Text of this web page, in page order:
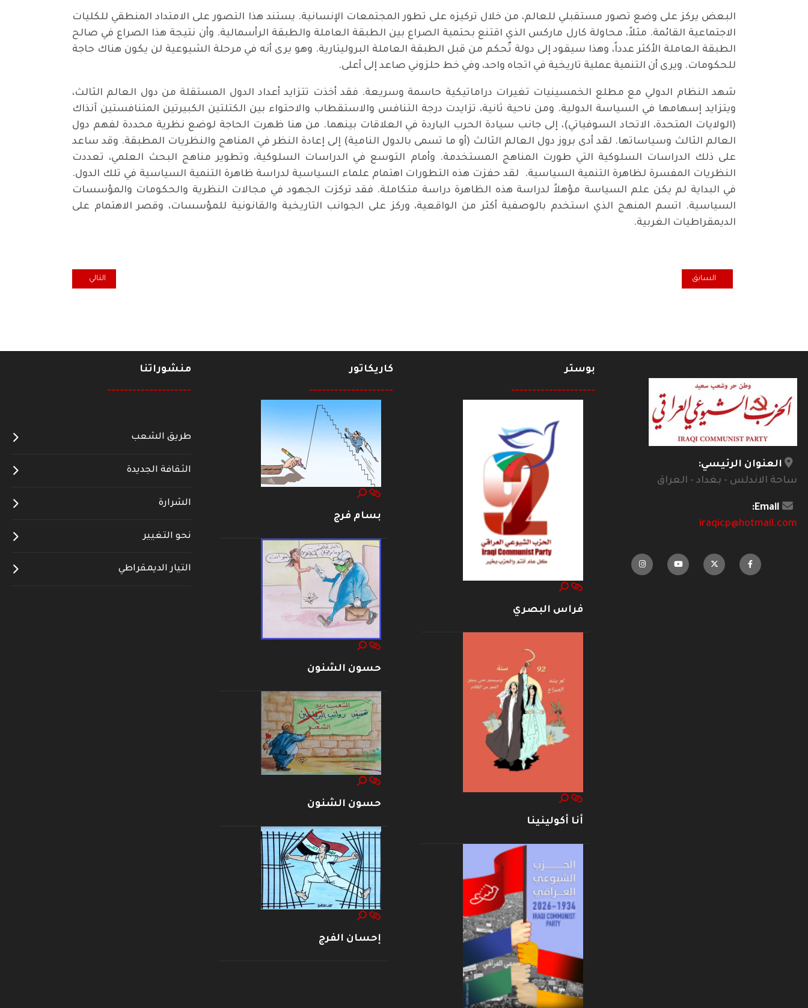
البعض يركز على وضع تصور مستقبلي للعالم، من خلال تركيزه على تطور المجتمعات الإنسانية. يستند هذا التصور على الامتداد المنطقي للكليات
الاجتماعية القائمة. مثلاً، محاولة كارل ماركس الذي اقتنع بحتمية الصراع بين الطبقة العاملة والطبقة الرأسمالية. وأن نتيجة هذا الصراع في صالح
الطبقة العاملة الأكثر عدداً، وهذا سيقود إلى دولة تٌحكم من قبل الطبقة العاملة البروليتارية. وهو يرى أنه في مرحلة الشيوعية لن يكون هناك حاجة
للحكومات. ويرى أن التنمية عملية تاريخية في اتجاه واحد، وفي خط حلزوني صاعد إلى أعلى.
شهد النظام الدولي مع مطلع الخمسينيات تغيرات دراماتيكية حاسمة وسريعة. فقد أخذت تتزايد أعداد الدول المستقلة من دول العالم الثالث،
ويتزايد إسهامها في السياسة الدولية. ومن ناحية ثانية، تزايدت درجة التنافس والاستقطاب والاحتواء بين الكتلتين الكبيرتين المتنافستين آنذاك
(الولايات المتحدة، الاتحاد السوفياتي)، إلى جانب سيادة الحرب الباردة في العلاقات بينهما. من هنا ظهرت الحاجة لوضع نظرية محددة لفهم دول
العالم الثالث وسياساتها. لقد أدى بروز دول العالم الثالث (أو ما تسمى بالدول النامية) إلى إعادة النظر في المناهج والنظريات المطبقة. وقد ساعد
على ذلك الدراسات السلوكية التي طورت المناهج المستخدمة. وأمام التوسع في الدراسات السلوكية، وتطوير مناهج البحث العلمي، تعددت
النظريات المفسرة لظاهرة التنمية السياسية. لقد حفزت هذه التطورات اهتمام علماء السياسية لدراسة ظاهرة التنمية السياسية في تلك الدول.
في البداية لم يكن علم السياسة مؤهلاً لدراسة هذه الظاهرة دراسة متكاملة. فقد تركزت الجهود في مجالات النظرية والحكومات والمؤسسات
السياسية. اتسم المنهج الذي استخدم بالوصفية أكثر من الواقعية، وركز على الجوانب التاريخية والقانونية للمؤسسات، وقصر الاهتمام على
الديمقراطيات الغربية.
المقال السابق: الخلاف والاختلاف
السابق المقال التالي: الأيديولوجيا
التالي
العنوان الرئيسي:
ساحة الاندلس - بغداد - العراق
Email:
iraqicp@hotmail.com
بوستر
--------------------
فراس البصري
أنا أكولينينا
كاريكاتور
--------------------
بسام فرج
حسون الشنون
حسون الشنون
إحسان الفرج
منشوراتنا
--------------------
طريق الشعب
الثقافة الجديدة
الشرارة
نحو التغيير
التيار الديمقراطي